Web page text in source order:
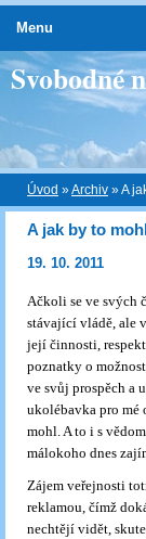
Svobodné
Úvod »Archiv »A
A jak by to
19. 10. 2011
Ačkoli se ve svých
stávající vládě, ale
její činnosti,
poznatky o
ve svůj prospěch a
ukolébavka pro mé
mohl. A to i s
málokoho dnes
Zájem veřejnosti
reklamou, čímž
nechtějí vidět,
Menu